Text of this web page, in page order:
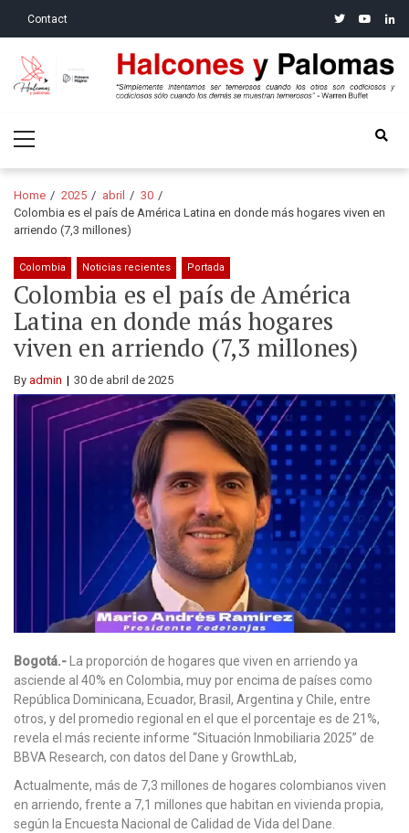
Contact twitteryoutube
Halcones y Palomas
Menu
Home 2025 abril
30
Colombia es el país de América Latina en donde más hogares viven en
arriendo (7,3 millones)
Colombia Noticias recientes Portada
Colombia es el país de América
Latina en donde más hogares
viven en arriendo (7,3 millones)
By admin 30 de abril de 2025
Bogotá.- La proporción de hogares que viven en arriendo ya
asciende al 40% en Colombia, muy por encima de países como
República Dominicana, Ecuador, Brasil, Argentina y Chile, entre
otros, y del promedio regional en el que el porcentaje es de 21%,
revela el más reciente informe “Situación Inmobiliaria 2025” de
BBVA Research, con datos del Dane y GrowthLab,
Actualmente, más de 7,3 millones de hogares colombianos viven
en arriendo, frente a 7,1 millones que habitan en vivienda propia,
según la Encuesta Nacional de Calidad de Vida del Dane.